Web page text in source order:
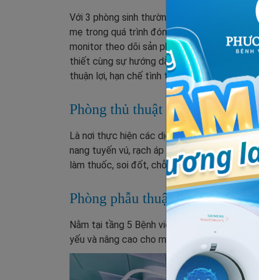
Với 3 phòng sinh thường đầy đủ các thiết
mẹ trong quá trình đón con yêu chào đời an
monitor theo dõi sản phụ, bàn đẻ đa năng,
thiết cùng sự hướng dẫn của bác sĩ đầu
thuận lợi, hạn chế tình trạng bé bị ngạt khi ra
Phòng thủ thuật
Là nơi thực hiện các dịch vụ như kế hoạch
nang tuyến vú, rạch áp xe vú,... phòng thủ
làm thuốc, soi đốt, chỗ rửa, hấp, chuẩn bị
Phòng phẫu thuật vô khuẩn một
Nằm tại tầng 5 Bệnh viện Đa khoa Phương
yếu và nâng cao cho một khu mổ tiêu chuẩn.